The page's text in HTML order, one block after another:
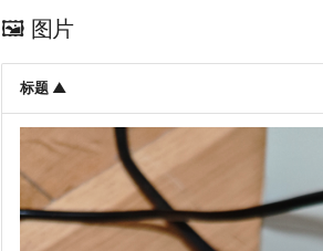
🖼️ 图片
标题 ▲